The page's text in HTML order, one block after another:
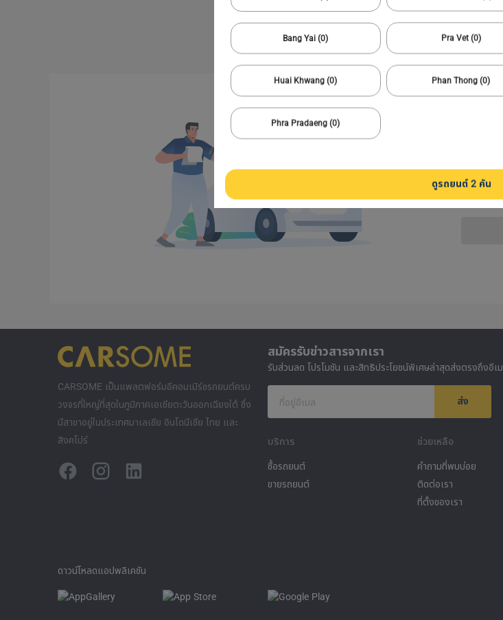
Bang Yai (0) Pra Vet (0)
Huai Khwang (0) Phan Thong (0)
Phra Pradaeng (0)
ดูรถยนต์ 2 คัน
รับการแจ้งเตือนเมื่อรายการที่ตรงกันทั้งหมดอยู่ใ
1
อีเมล
CARSOME เป็นแพลตฟอร์มอีคอมเมิร์ซรถยนต์ครบ
วงจรที่ใหญ่ที่สุดในภูมิภาคเอเชียตะวันออกเฉียงใต้ ซึ่ง
มีสาขาอยู่ในประเทศมาเลเซีย อินโดนีเซีย ไทย และ
สิงคโปร์
สมัครรับข่าวสารจากเรา
รับส่วนลด โปรโมชัน และสิทธิประโยชน์พิเศษล่าสุดส่งตรงถึงอี
ที่อยู่อีเมล ส่ง
บริการ
ซื้อรถยนต์
ขายรถยนต์
ช่วยเหลือ
คำถามที่พบบ่อย
ติดต่อเรา
ที่ตั้งของเรา
ดาวน์โหลดแอปพลิเคชัน